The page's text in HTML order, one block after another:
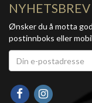
NYHETSBREV
Ønsker du å motta
postinnboks eller